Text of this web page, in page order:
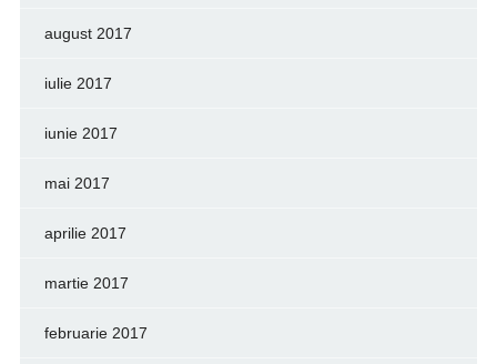
august 2017
iulie 2017
iunie 2017
mai 2017
aprilie 2017
martie 2017
februarie 2017